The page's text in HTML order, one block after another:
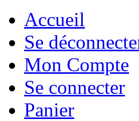
Accueil
Se
Mon Compte
Se connecter
Panier